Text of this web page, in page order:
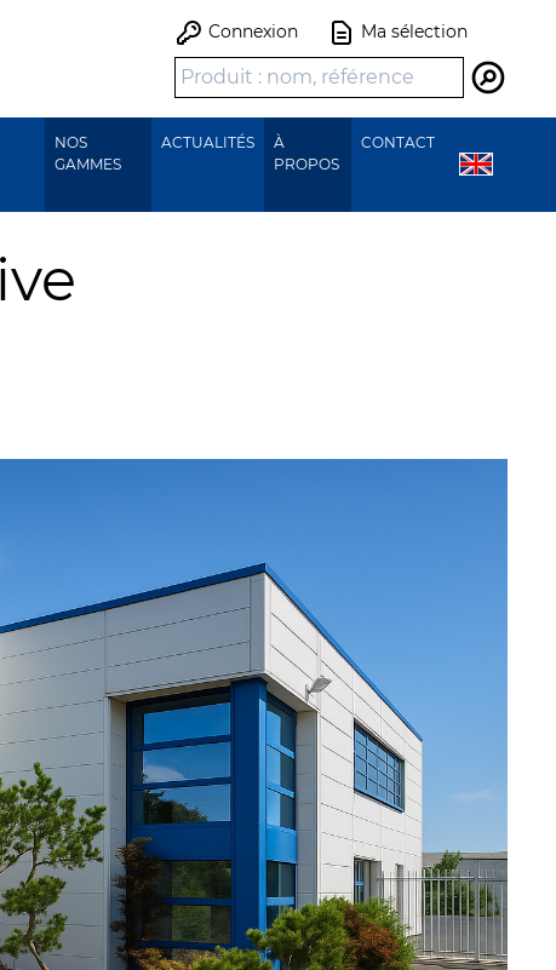
Connexion Ma sélection
NOS
GAMMES
ACTUALITÉS
À
PROPOS
CONTACT